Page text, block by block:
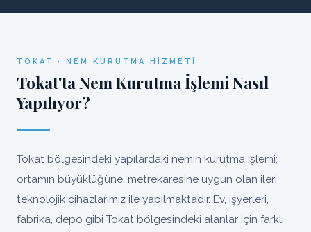
TOKAT · NEM KURUTMA HIZMETI
Tokat'ta Nem Kurutma İşlemi Nasıl
Yapılıyor?
Tokat bölgesindeki yapılardaki nemin kurutma işlemi;
ortamın büyüklüğüne, metrekaresine uygun olan ileri
teknolojik cihazlarımız ile yapılmaktadır. Ev, işyerleri,
fabrika, depo gibi Tokat bölgesindeki alanlar için farklı